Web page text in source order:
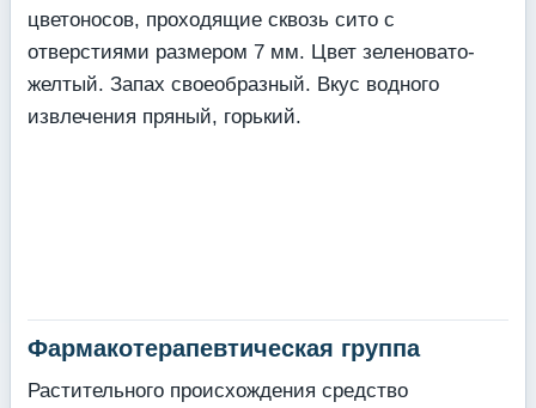
цветоносов, проходящие сквозь сито с
отверстиями размером 7 мм. Цвет зеленовато-
желтый. Запах своеобразный. Вкус водного
извлечения пряный, горький.
Фармакотерапевтическая группа
Растительного происхождения средство